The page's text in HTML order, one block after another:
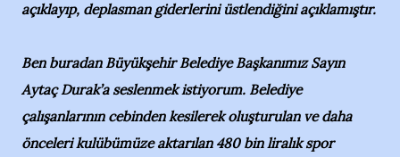
açıklayıp, deplasman giderlerini üstlendiğini açıklamıştır.
Ben buradan Büyükşehir Belediye Başkanımız Sayın
Aytaç Durak’a seslenmek istiyorum. Belediye
çalışanlarının cebinden kesilerek oluşturulan ve daha
önceleri kulübümüze aktarılan 480 bin liralık spor